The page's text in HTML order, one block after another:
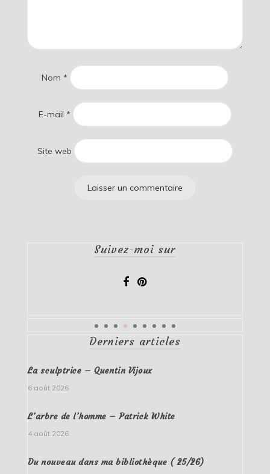
Nom *
E-mail *
Site web
Suivez-moi sur
Derniers articles
La sculptrice – Quentin Vijoux
6 août 2026
L’arbre de l’homme – Patrick White
4 août 2026
Du nouveau dans ma bibliothèque ( 25/26)